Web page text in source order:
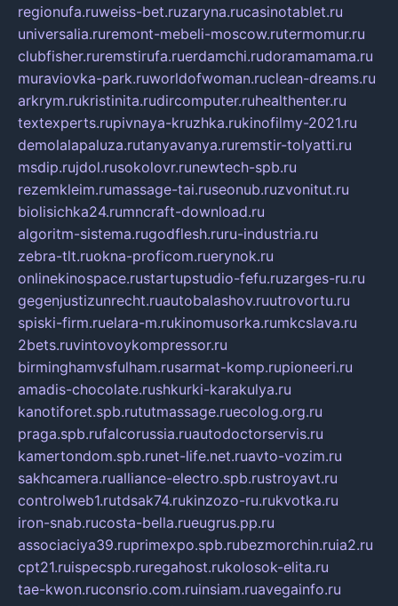
regionufa.ruweiss-bet.ruzaryna.rucasinotablet.ru
universalia.ruremont-mebeli-moscow.rutermomur.ru
clubfisher.ruremstirufa.ruerdamchi.rudoramamama.ru
muraviovka-park.ruworldofwoman.ruclean-dreams.ru
arkrym.rukristinita.rudircomputer.ruhealthenter.ru
textexperts.rupivnaya-kruzhka.rukinofilmy-2021.ru
demolalapaluza.rutanyavanya.ruremstir-tolyatti.ru
msdip.rujdol.rusokolovr.runewtech-spb.ru
rezemkleim.rumassage-tai.ruseonub.ruzvonitut.ru
biolisichka24.rumncraft-download.ru
algoritm-sistema.rugodflesh.ruru-industria.ru
zebra-tlt.ruokna-proficom.ruerynok.ru
onlinekinospace.rustartupstudio-fefu.ruzarges-ru.ru
gegenjustizunrecht.ruautobalashov.ruutrovortu.ru
spiski-firm.ruelara-m.rukinomusorka.rumkcslava.ru
2bets.ruvintovoykompressor.ru
birminghamvsfulham.rusarmat-komp.rupioneeri.ru
amadis-chocolate.rushkurki-karakulya.ru
kanotiforet.spb.rututmassage.ruecolog.org.ru
praga.spb.rufalcorussia.ruautodoctorservis.ru
kamertondom.spb.runet-life.net.ruavto-vozim.ru
sakhcamera.rualliance-electro.spb.rustroyavt.ru
controlweb1.rutdsak74.rukinzozo-ru.rukvotka.ru
iron-snab.rucosta-bella.rueugrus.pp.ru
associaciya39.ruprimexpo.spb.rubezmorchin.ruia2.ru
cpt21.ruispecspb.ruregahost.rukolosok-elita.ru
tae-kwon.ruconsrio.com.ruinsiam.ruavegainfo.ru